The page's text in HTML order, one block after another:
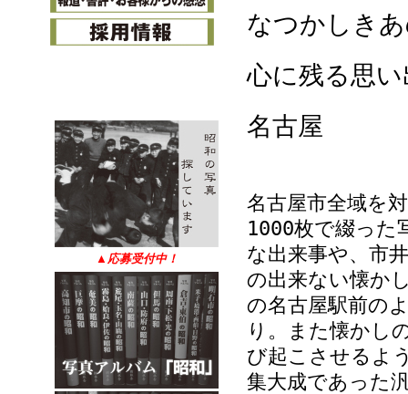
▲ 応募受付中！
なつかしき
心に残る思
名古屋
名古屋市全域を
1000枚で綴った
な出来事や、市
の出来ない懐か
の名古屋駅前の
り。また懐かし
び起こさせるよ
集大成であった